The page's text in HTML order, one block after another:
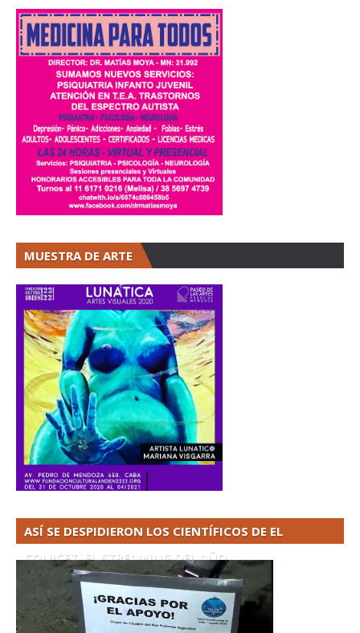
MUESTRA DE ARTE
ASÍ SE DESPIDIERON LOS CIENTÍFICOS DE EL
CONICET. EL STREAMING DEL AÑO